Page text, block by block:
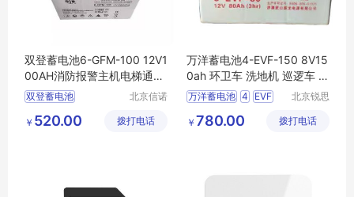
双登蓄电池6-GFM-100 12V1
00AH消防报警主机电梯通讯
应急UPS电源
双登蓄电池
双登电池6 GFM
100
北京信诺
有限公司
￥ 520.00 拨打电话
万洋蓄电池4-EVF-150 8V15
0ah 环卫车 洗地机 巡逻车 叉
车 观光车 三轮车
万洋蓄电池 4
EVF
北京锐思
技有限公
￥ 780.00 拨打电话